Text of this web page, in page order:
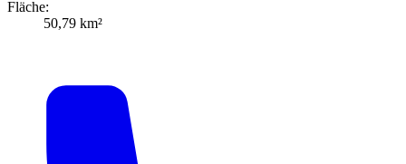
Fläche:
50,79 km²